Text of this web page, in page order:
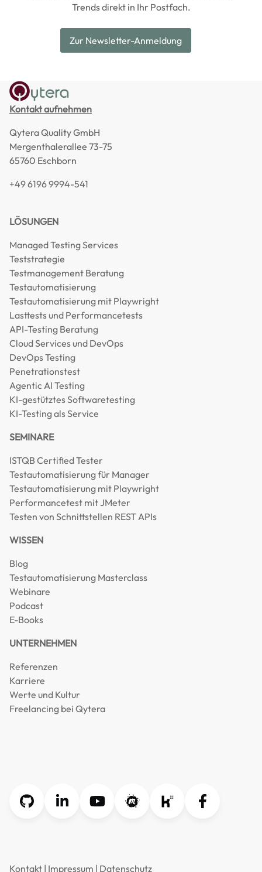
Trends direkt in Ihr Postfach.
Zur Newsletter-Anmeldung
Kontakt aufnehmen
Qytera Quality GmbH
Mergenthalerallee 73-75
65760 Eschborn
+49 6196 9994-541
LÖSUNGEN
Managed Testing Services
Teststrategie
Testmanagement Beratung
Testautomatisierung
Testautomatisierung mit Playwright
Lasttests und Performancetests
API-Testing Beratung
Cloud Services und DevOps
DevOps Testing
Penetrationstest
Agentic AI Testing
KI-gestütztes Softwaretesting
KI-Testing als Service
SEMINARE
ISTQB Certified Tester
Testautomatisierung für Manager
Testautomatisierung mit Playwright
Performancetest mit JMeter
Testen von Schnittstellen REST APIs
WISSEN
Blog
Testautomatisierung Masterclass
Webinare
Podcast
E-Books
UNTERNEHMEN
Referenzen
Karriere
Werte und Kultur
Freelancing bei Qytera
Kontakt | Impressum | Datenschutz